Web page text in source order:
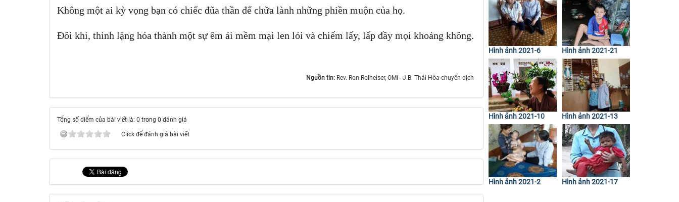
Không một ai kỳ vọng bạn có chiếc đũa thần để chữa lành những phiền muộn của họ.
Đôi khi, thinh lặng hóa thành một sự êm ái mềm mại len lỏi và chiếm lấy, lấp đầy mọi khoảng không.
Nguồn tin: Rev. Ron Rolheiser, OMI - J.B. Thái Hòa chuyển dịch ​​​​​​​
Tổng số điểm của bài viết là: 0 trong 0 đánh giá
Click để đánh giá bài viết
Hình ảnh 2021-6 Hình ảnh 2021-21
Hình ảnh 2021-10 Hình ảnh 2021-13
Hình ảnh 2021-2 Hình ảnh 2021-17